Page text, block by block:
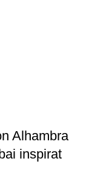
Alhambra
inspirat